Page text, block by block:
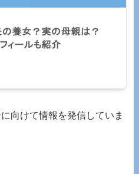
向けて情報を発信していま